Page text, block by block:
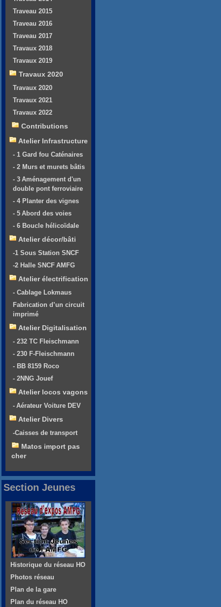
Traveau 2015
Traveau 2016
Traveau 2017
Travaux 2018
Travaux 2019
Travaux 2020
Travaux 2020
Travaux 2021
Travaux 2022
Contributions
Atelier Infrastructure
- 1 Gard fou Caténaires
- 2 Murs et murets bâtis
- 3 Aménagement d'un
double pont ferroviaire
- 4 Planter des vignes
- 5 Abord des voies
- 6 Boucle hélicoïdale
Atelier décor/bâti
-1 Sous Station SNCF
-2 Halle SNCF AMFG
Atelier électrification
- Cablage Lokmaus
Fabrication d’un circuit
imprimé
Atelier Digitalisation
- 232 TC Fleischmann
- 230 F-Fleischmann
- BB 8159 Roco
- 2NNG Jouef
Atelier locos vagons
- Aérateur Voiture DEV
Atelier Divers
-Caisses de transport
Matos import pas
cher
Section Jeunes
Historique du réseau HO
Photos réseau
Plan de la gare
Plan du réseau HO